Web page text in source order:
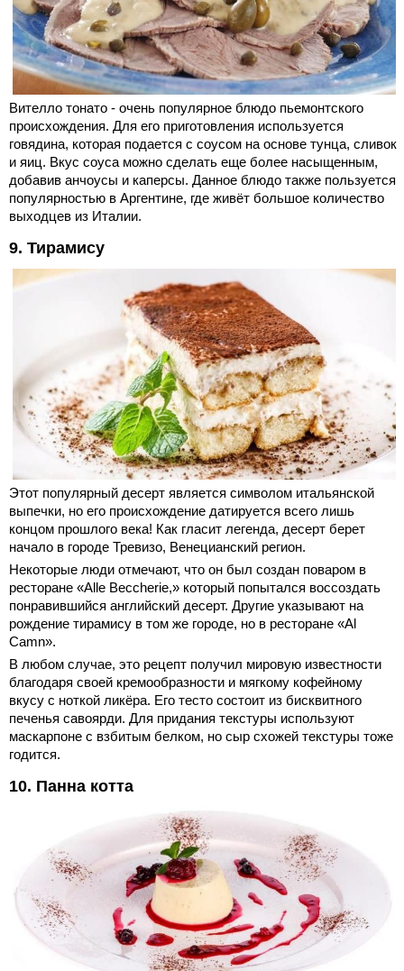
Вителло тонато - очень популярное блюдо пьемонтского
происхождения. Для его приготовления используется
говядина, которая подается с соусом на основе тунца, сливок
и яиц. Вкус соуса можно сделать еще более насыщенным,
добавив анчоусы и каперсы. Данное блюдо также пользуется
популярностью в Аргентине, где живёт большое количество
выходцев из Италии.
9. Тирамису
Этот популярный десерт является символом итальянской
выпечки, но его происхождение датируется всего лишь
концом прошлого века! Как гласит легенда, десерт берет
начало в городе Тревизо, Венецианский регион.
Некоторые люди отмечают, что он был создан поваром в
ресторане «Alle Beccherie,» который попытался воссоздать
понравившийся английский десерт. Другие указывают на
рождение тирамису в том же городе, но в ресторане «Al
Camn».
В любом случае, это рецепт получил мировую известности
благодаря своей кремообразности и мягкому кофейному
вкусу с ноткой ликёра. Его тесто состоит из бисквитного
печенья савоярди. Для придания текстуры используют
маскарпоне с взбитым белком, но сыр схожей текстуры тоже
годится.
10. Панна котта